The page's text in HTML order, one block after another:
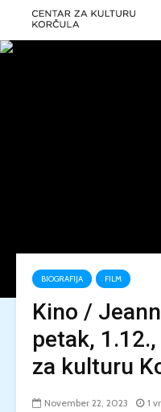
BIOGRAFIJA FILM
Kino /
petak,
za kulturu
November 22, 2023 1